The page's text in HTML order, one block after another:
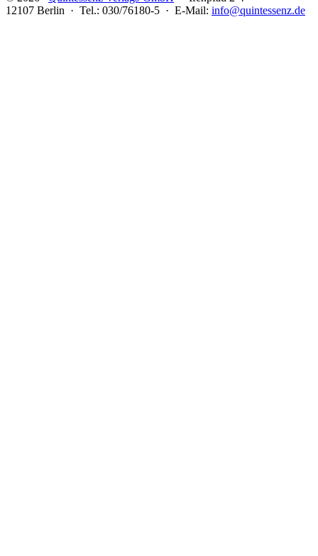
12107 Berlin · Tel.: 030/76180-5 · E-Mail: info@quintessenz.de